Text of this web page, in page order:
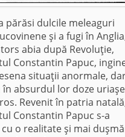
părăsi dulcile meleaguri
şi a fugi în
abia după Revoluţie,
Constantin Papuc,
situaţii anormale,
în absurdul lor doze
Revenit în patria
Constantin Papuc s-a
o realitate şi mai